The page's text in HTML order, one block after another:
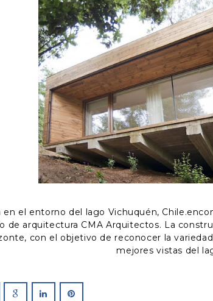
en el entorno del lago Vichuquén,
de arquitectura CMA Arquitectos. La
con el objetivo de reconocer la
mejores vistas del